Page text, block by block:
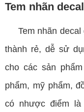
Tem nhãn
Tem nhãn decal
thành rẻ, dễ sử
cho các sản
phẩm, mỹ phẩm,
có nhược điểm